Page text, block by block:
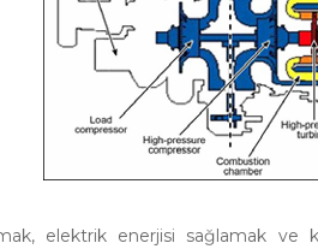
elektrik enerjisi sağlamak